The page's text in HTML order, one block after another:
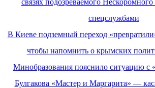
связях подозреваемого
спецслужбами
В Киеве подземный переход
чтобы напомнить о крымских
Минобразования пояснило ситуацию с
Булгакова «Мастер и Маргарита» —